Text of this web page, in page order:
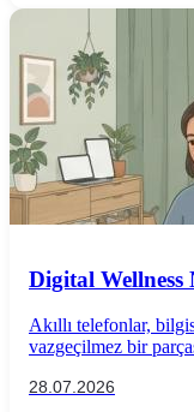
Digital Wellness
Akıllı telefonlar,
vazgeçilmez bir
28.07.2026